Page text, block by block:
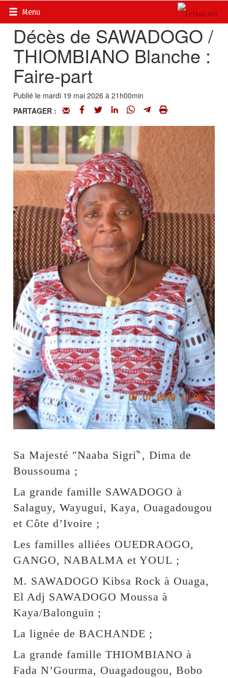
Menu
Accueil>
Décès de SAWADOGO /
THIOMBIANO Blanche :
Faire-part
Publié le mardi 19 mai 2026 à 21h00min
PARTAGER :
Sa Majesté ″Naaba Sigri‶, Dima de
Boussouma ;
La grande famille SAWADOGO à
Salaguy, Wayugui, Kaya, Ouagadougou
et Côte d’Ivoire ;
Les familles alliées OUEDRAOGO,
GANGO, NABALMA et YOUL ;
M. SAWADOGO Kibsa Rock à Ouaga,
El Adj SAWADOGO Moussa à
Kaya/Balonguin ;
La lignée de BACHANDE ;
La grande famille THIOMBIANO à
Fada N’Gourma, Ouagadougou, Bobo